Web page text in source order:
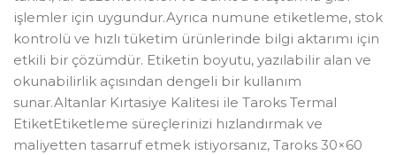
işlemler için uygundur.Ayrıca numune etiketleme, stok
kontrolü ve hızlı tüketim ürünlerinde bilgi aktarımı için
etkili bir çözümdür. Etiketin boyutu, yazılabilir alan ve
okunabilirlik açısından dengeli bir kullanım
sunar.Altanlar Kırtasiye Kalitesi ile Taroks Termal
EtiketEtiketleme süreçlerinizi hızlandırmak ve
maliyetten tasarruf etmek istiyorsanız, Taroks 30×60